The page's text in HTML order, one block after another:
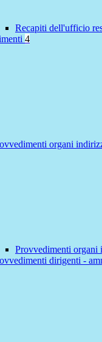
Recapiti dell'ufficio
4
organi
Provvedimenti
dirigenti -